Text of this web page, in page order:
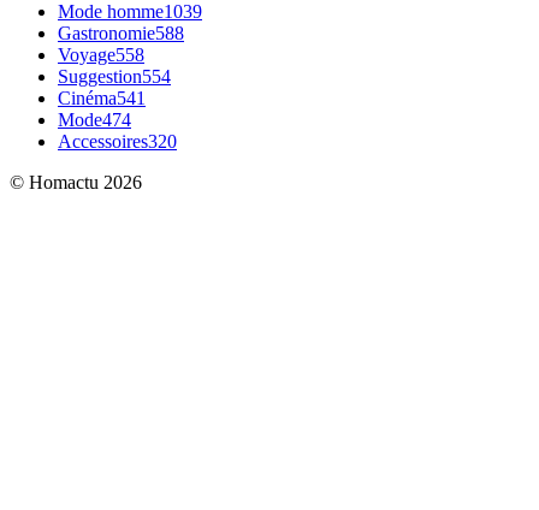
Mode homme1039
Gastronomie588
Voyage558
Suggestion554
Cinéma541
Mode474
Accessoires320
© Homactu 2026